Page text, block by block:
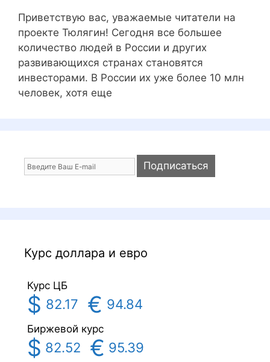
Приветствую вас, уважаемые читатели на
проекте Тюлягин! Сегодня все большее
количество людей в России и других
развивающихся странах становятся
инвесторами. В России их уже более 10 млн
человек, хотя еще
Курс доллара и евро
Курс ЦБ
$ 82.17 € 94.84
Биржевой курс
$ 82.52 € 95.39